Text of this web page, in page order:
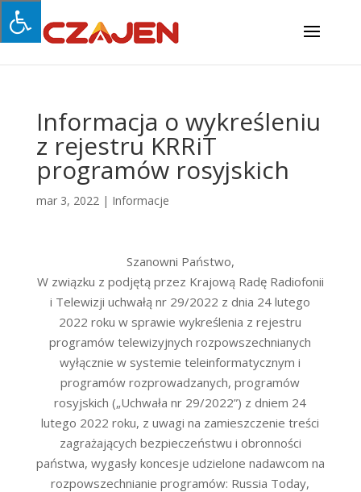
Informacja o wykreśleniu
z rejestru KRRiT
programów rosyjskich
mar 3, 2022| Informacje
Szanowni Państwo,
W związku z podjętą przez Krajową Radę Radiofonii
i Telewizji uchwałą nr 29/2022 z dnia 24 lutego
2022 roku w sprawie wykreślenia z rejestru
programów telewizyjnych rozpowszechnianych
wyłącznie w systemie teleinformatycznym i
programów rozprowadzanych, programów
rosyjskich („Uchwała nr 29/2022”) z dniem 24
lutego 2022 roku, z uwagi na zamieszczenie treści
zagrażających bezpieczeństwu i obronności
państwa, wygasły koncesje udzielone nadawcom na
rozpowszechnianie programów: Russia Today,